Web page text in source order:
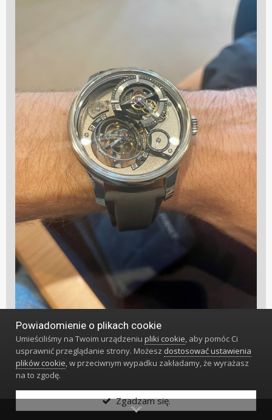
Powiadomienie o plikach cookie
Umieściliśmy na Twoim urządzeniupliki cookie, aby pomóc Ci
usprawnić przeglądanie strony. Możesz dostosować ustawienia
plików cookie, w przeciwnym wypadku zakładamy, że wyrażasz
na to zgodę.
Zgadzam się.